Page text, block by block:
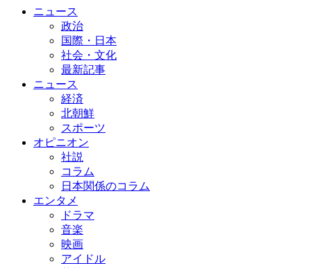
ニュース
政治
国際・日本
社会・文化
最新記事
ニュース
経済
北朝鮮
スポーツ
オピニオン
社説
コラム
日本関係のコラム
エンタメ
ドラマ
音楽
映画
アイドル